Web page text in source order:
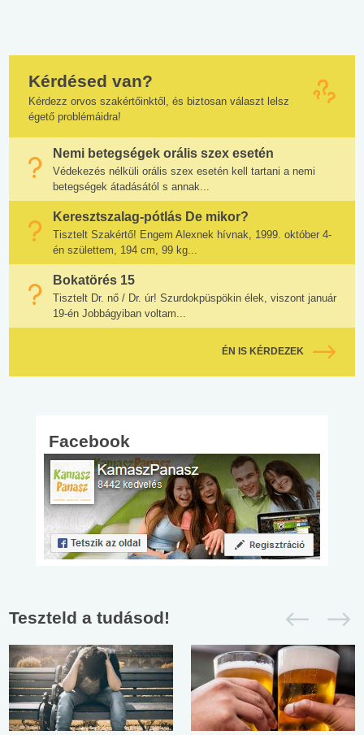
Kérdésed van?
Kérdezz orvos szakértőinktől, és biztosan választ lelsz
égető problémáidra!
Nemi betegségek orális szex esetén
Védekezés nélküli orális szex esetén kell tartani a nemi
betegségek átadásától s annak...
Keresztszalag-pótlás De mikor?
Tisztelt Szakértő! Engem Alexnek hívnak, 1999. október 4-
én születtem, 194 cm, 99 kg...
Bokatörés 15
Tisztelt Dr. nő / Dr. úr! Szurdokpüspökin élek, viszont január
19-én Jobbágyiban voltam...
ÉN IS KÉRDEZEK
Facebook
Teszteld a tudásod!